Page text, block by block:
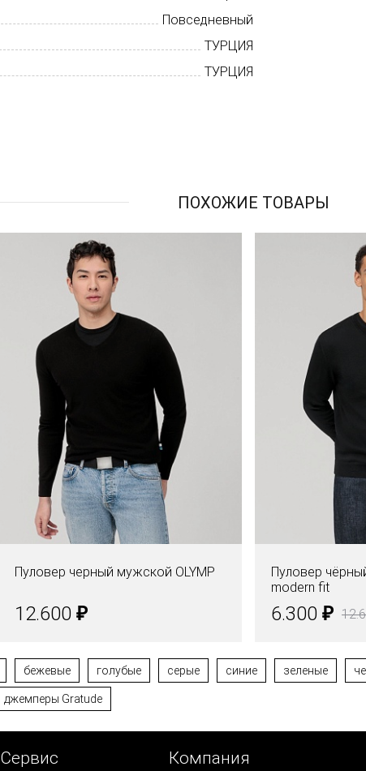
Повседневный
ТУРЦИЯ
ТУРЦИЯ
ПОХОЖИЕ ТОВАРЫ
Пуловер черный мужской OLYMP
12.600 ₽
Пуловер
modern fit
6.300 ₽
бежевые голубые серые синие зеленые
джемперы Gratude
Сервис Компания